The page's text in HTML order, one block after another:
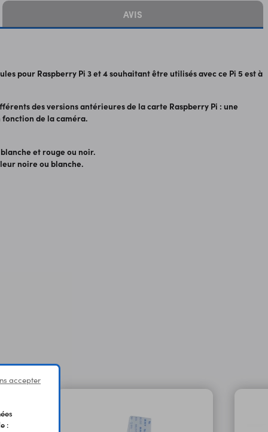
AVIS
pour Raspberry Pi 3 et 4 souhaitant être utilisés avec ce Pi 5 est à
des versions antérieures de la carte Raspberry Pi : une
fonction de la caméra.
et rouge ou noir.
noire ou blanche.
accepter
: